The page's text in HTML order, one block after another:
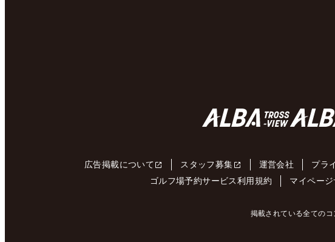
広告掲載について スタッフ募集 運営会社 プラ
ゴルフ場予約サービス利用規約
マイペー
掲載されている全ての